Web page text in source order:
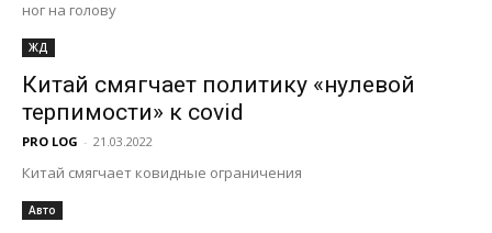
ног на голову
ЖД
Китай смягчает политику «нулевой
терпимости» к covid
PRO LOG - 21.03.2022
Китай смягчает ковидные ограничения
Авто